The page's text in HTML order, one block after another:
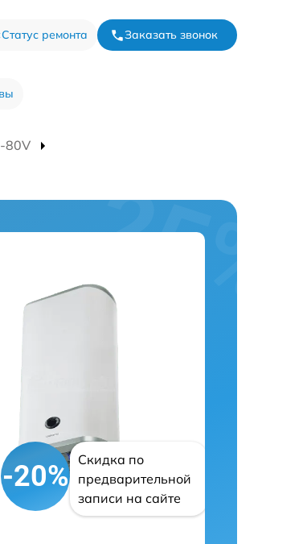
Статус ремонта Заказать звонок
80V
-20%
Скидка по
предварительной
записи на сайте